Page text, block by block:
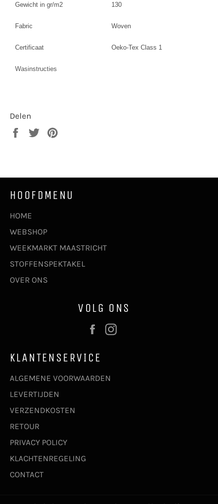
Gewicht in gr/m2 130
Fabric Woven
Certificaat Oeko-Tex Class 1
Wasinstructies
Delen
Delen
Twitteren
HOOFDMENU
HOME
WEBSHOP
WEEKMARKT MAASTRICHT
STOFFENSPEKTAKEL
OVER ONS
VOLG ONS
Facebook
KLANTENSERVICE
ALGEMENE VOORWAARDEN
LEVERTIJDEN
VERZENDKOSTEN
RETOUR
PRIVACY POLICY
KLACHTENREGELING
CONTACT